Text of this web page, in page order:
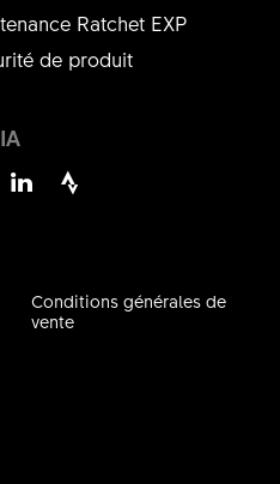
Ratchet EXP
de produit
Conditions générales de
vente